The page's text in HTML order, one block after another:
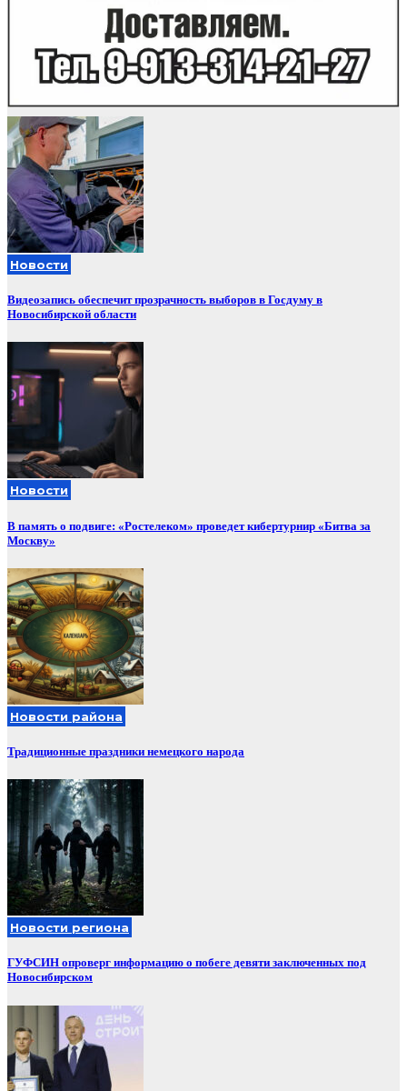
Новости
Видеозапись обеспечит прозрачность выборов в Госдуму в
Новосибирской области
Новости
В память о подвиге: «Ростелеком» проведет кибертурнир «Битва за
Москву»
Новости района
Традиционные праздники немецкого народа
Новости региона
ГУФСИН опроверг информацию о побеге девяти заключенных под
Новосибирском